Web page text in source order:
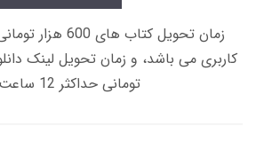
زمان تحویل کتاب
تومانی حداکثر 12 ساعت از طریق پیامک/ایمیل